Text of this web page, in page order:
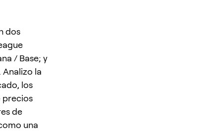
dos
/ Base; y
Analizo la
los
precios
de
una